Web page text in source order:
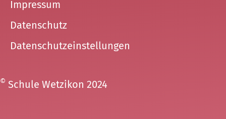
Impressum
Datenschutz
Datenschutzeinstellungen
© Schule Wetzikon 2024